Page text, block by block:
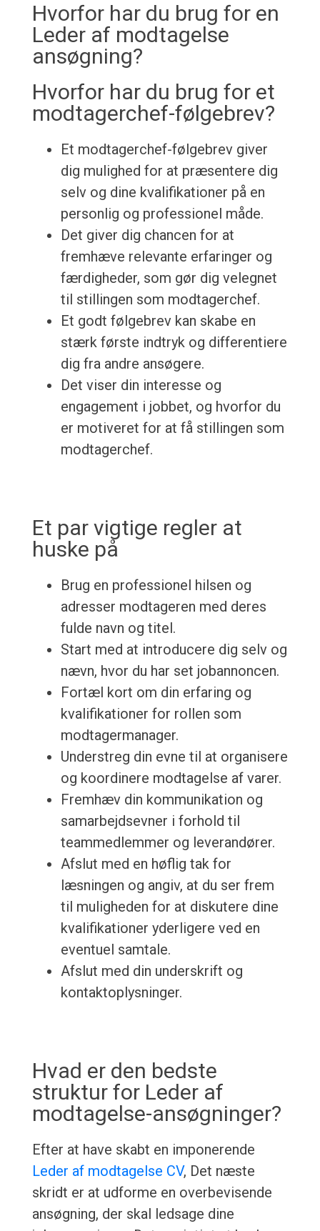
Hvorfor har du brug for en
Leder af modtagelse
ansøgning?
Hvorfor har du brug for et
modtagerchef-følgebrev?
Et modtagerchef-følgebrev giver
dig mulighed for at præsentere dig
selv og dine kvalifikationer på en
personlig og professionel måde.
Det giver dig chancen for at
fremhæve relevante erfaringer og
færdigheder, som gør dig velegnet
til stillingen som modtagerchef.
Et godt følgebrev kan skabe en
stærk første indtryk og differentiere
dig fra andre ansøgere.
Det viser din interesse og
engagement i jobbet, og hvorfor du
er motiveret for at få stillingen som
modtagerchef.
Et par vigtige regler at
huske på
Brug en professionel hilsen og
adresser modtageren med deres
fulde navn og titel.
Start med at introducere dig selv og
nævn, hvor du har set jobannoncen.
Fortæl kort om din erfaring og
kvalifikationer for rollen som
modtagermanager.
Understreg din evne til at organisere
og koordinere modtagelse af varer.
Fremhæv din kommunikation og
samarbejdsevner i forhold til
teammedlemmer og leverandører.
Afslut med en høflig tak for
læsningen og angiv, at du ser frem
til muligheden for at diskutere dine
kvalifikationer yderligere ved en
eventuel samtale.
Afslut med din underskrift og
kontaktoplysninger.
Hvad er den bedste
struktur for Leder af
modtagelse-ansøgninger?
Efter at have skabt en imponerende
Leder af modtagelse CV, Det næste
skridt er at udforme en overbevisende
ansøgning, der skal ledsage dine